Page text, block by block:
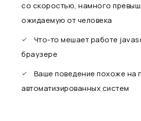
со скоростью, намного
ожидаемую от человека
Что-то мешает работе
браузере
Ваше поведение похоже на
автоматизированных систем